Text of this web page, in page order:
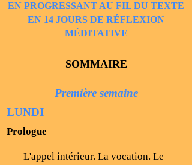
EN PROGRESSANT AU FIL DU TEXTE
EN 14 JOURS DE RÉFLEXION
MÉDITATIVE
SOMMAIRE
Première semaine
LUNDI
Prologue
L'appel intérieur. La vocation. Le